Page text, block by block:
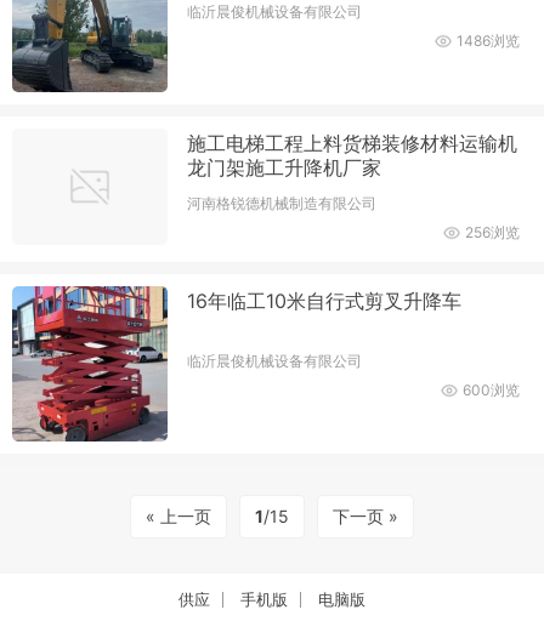
临沂晨俊机械设备有限公司
1486浏览
施工电梯工程上料货梯装修材料运输机
龙门架施工升降机厂家
河南格锐德机械制造有限公司
256浏览
16年临工10米自行式剪叉升降车
临沂晨俊机械设备有限公司
600浏览
« 上一页 1/15 下一页 »
供应 手机版
电脑版